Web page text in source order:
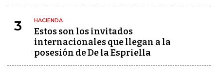
3 HACIENDA
Estos son los invitados
internacionales que llegan a la
posesión de De la Espriella